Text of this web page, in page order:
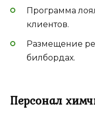
Программа
клиентов.
Размещение
билбордах.
Персонал